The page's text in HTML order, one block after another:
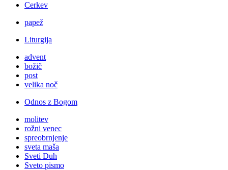
Cerkev
papež
Liturgija
advent
božič
post
velika noč
Odnos z Bogom
molitev
rožni venec
spreobrnjenje
sveta maša
Sveti Duh
Sveto pismo